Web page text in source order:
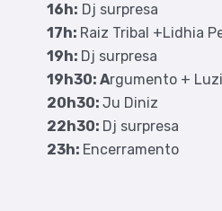
16h: Dj surpresa
17h: Raiz Tribal +Lidhia
19h: Dj surpresa
19h30: Argumento +
20h30: Ju Diniz
22h30: Dj surpresa
23h: Encerramento